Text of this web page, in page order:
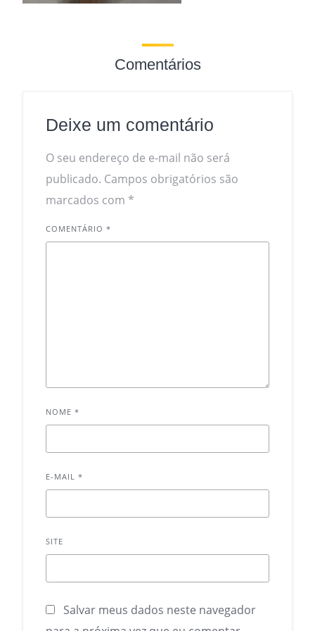
Comentários
Deixe um comentário
O seu endereço de e-mail não será
publicado. Campos obrigatórios são
marcados com *
COMENTÁRIO *
NOME *
E-MAIL *
SITE
Salvar meus dados neste navegador